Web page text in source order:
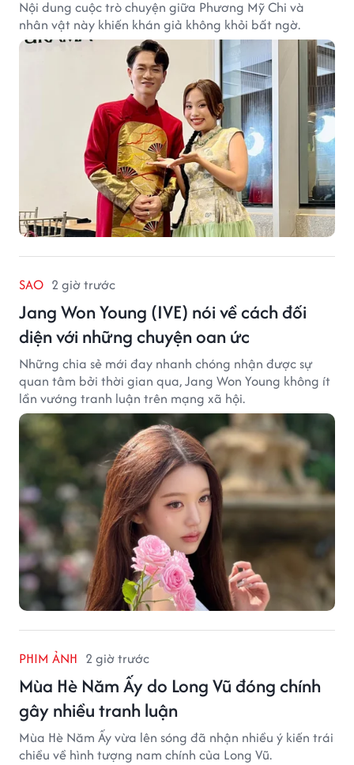
Nội dung cuộc trò chuyện giữa Phương Mỹ Chi và
nhân vật này khiến khán giả không khỏi bất ngờ.
SAO 2 giờ trước
Jang Won Young (IVE) nói về cách đối
diện với những chuyện oan ức
Những chia sẻ mới đay nhanh chóng nhận được sự
quan tâm bởi thời gian qua, Jang Won Young không ít
lần vướng tranh luận trên mạng xã hội.
PHIM ẢNH 2 giờ trước
Mùa Hè Năm Ấy do Long Vũ đóng chính
gây nhiều tranh luận
Mùa Hè Năm Ấy vừa lên sóng đã nhận nhiều ý kiến trái
chiều về hình tượng nam chính của Long Vũ.